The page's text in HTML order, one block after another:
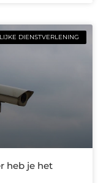
DIENSTVERLENING
heb je het